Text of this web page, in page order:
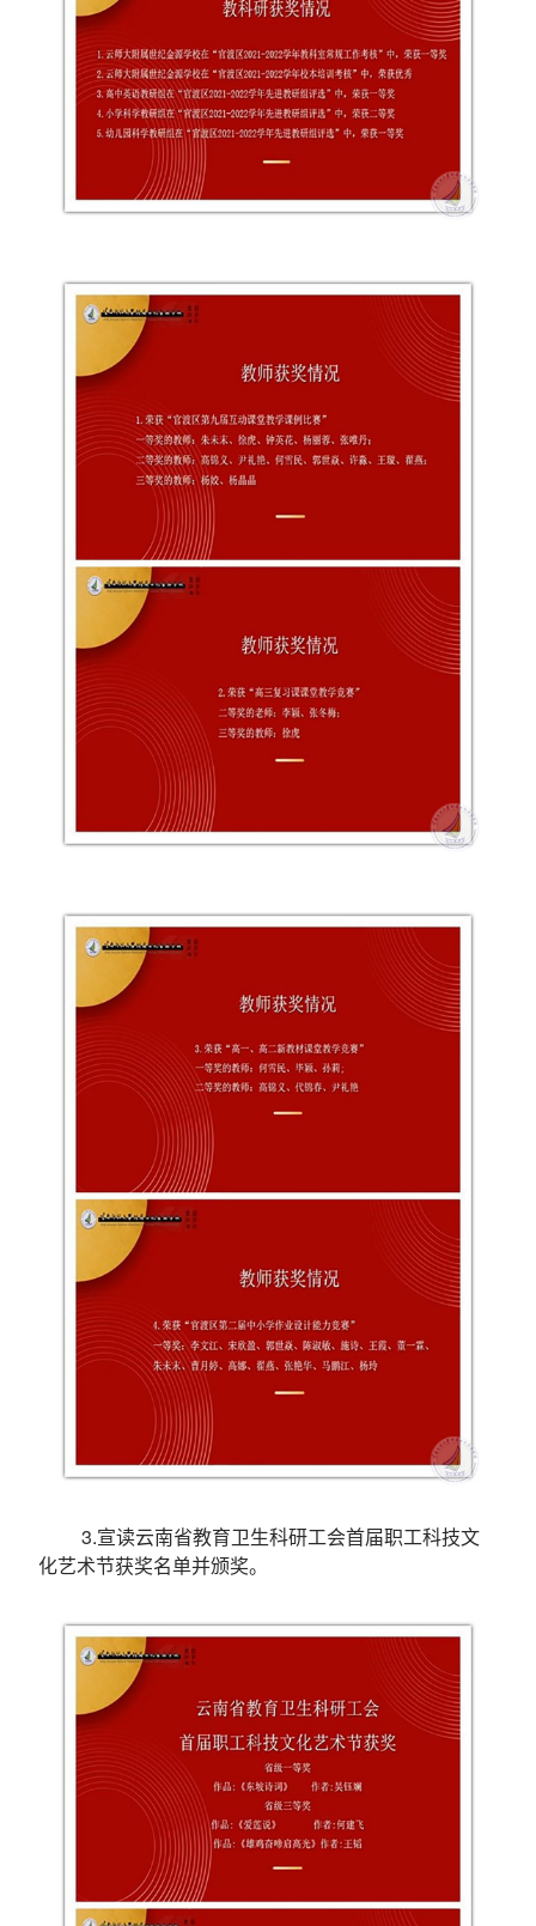
3.宣读云南省教育卫生科研工会首届职工科技文
化艺术节获奖名单并颁奖。